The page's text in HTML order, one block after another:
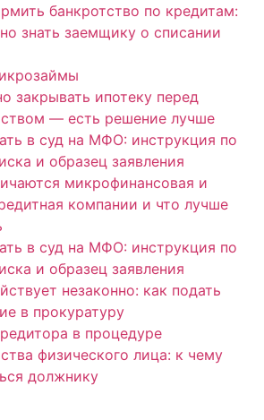
банкротство по кредитам:
знать заемщику о списании
закрывать ипотеку перед
— есть решение лучше
в суд на МФО: инструкция по
и образец заявления
микрофинансовая и
компании и что лучше
в суд на МФО: инструкция по
и образец заявления
незаконно: как подать
в прокуратуру
в процедуре
физического лица: к чему
должнику